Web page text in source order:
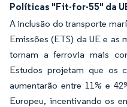
Políticas "Fit-for-55" da
A inclusão do transporte
Emissões (ETS) da UE e as
tornam a ferrovia mais
Estudos projetam que os
aumentarão entre 11% e
Europeu, incentivando os